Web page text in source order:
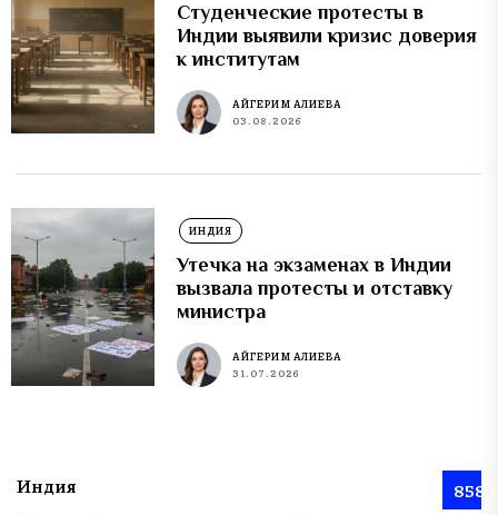
Студенческие протесты в
Индии выявили кризис доверия
к институтам
АЙГЕРИМ АЛИЕВА
03.08.2026
ИНДИЯ
Утечка на экзаменах в Индии
вызвала протесты и отставку
министра
АЙГЕРИМ АЛИЕВА
31.07.2026
Индия 858